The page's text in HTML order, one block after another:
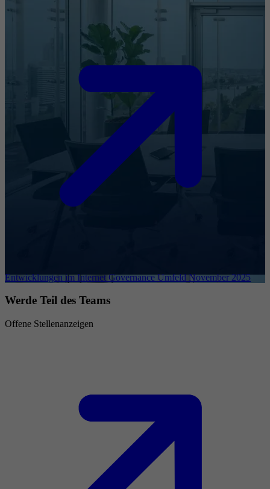
Entwicklungen im Internet Governance Umfeld November 2025
Werde Teil des Teams
Offene Stellenanzeigen